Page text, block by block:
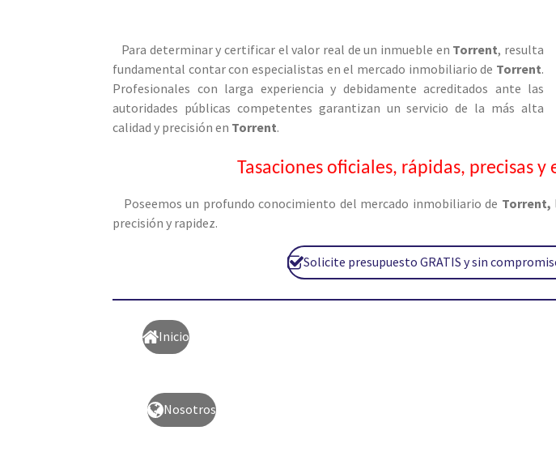
Para determinar y certificar el valor real de un inmueble en Torrent, resulta
fundamental contar con especialistas en el mercado inmobiliario de Torrent.
Profesionales con larga experiencia y debidamente acreditados ante las
autoridades públicas competentes garantizan un servicio de la más alta
calidad y precisión en Torrent.
Tasaciones oficiales, rápidas, precisas y
Poseemos un profundo conocimiento del mercado inmobiliario de Torrent,
precisión y rapidez.
Solicite presupuesto GRATIS y sin
Inicio
Nosotros